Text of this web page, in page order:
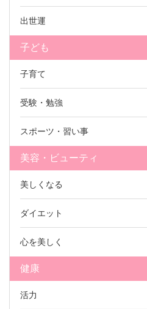
出世運
子ども
子育て
受験・勉強
スポーツ・習い事
美容・ビューティ
美しくなる
ダイエット
心を美しく
健康
活力